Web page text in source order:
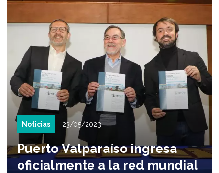
Noticias 23/05/2023
Puerto Valparaíso ingresa
oficialmente a la red mundial